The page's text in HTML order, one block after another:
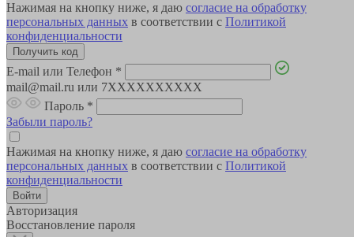
Нажимая на кнопку ниже, я даю согласие на обработку
персональных данных в соответствии с Политикой
конфиденциальности
E-mail или Телефон *
mail@mail.ru или 7XXXXXXXXXX
Пароль *
Забыли пароль?
Нажимая на кнопку ниже, я даю согласие на обработку
персональных данных в соответствии с Политикой
конфиденциальности
Авторизация
Восстановление пароля